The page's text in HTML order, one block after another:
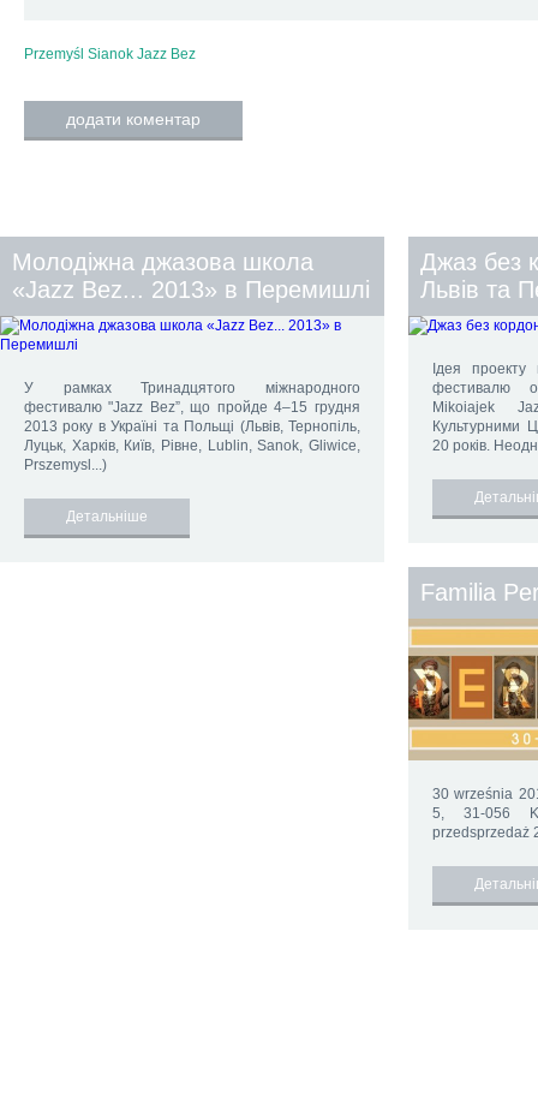
Przemyśl Sianok Jazz Bez
додати коментар
Молодіжна джазова школа
«Jazz Bez... 2013» в Перемишлі
У рамках Тринадцятого міжнародного
фестивалю "Jazz Bez”, що пройде 4–15 грудня
2013 року в Україні та Польщі (Львів, Тернопіль,
Луцьк, Харків, Київ, Рівне, Lublin, Sanok, Gliwice,
Prszemysl...)
Детальніше
Джаз без
Львів та
Ідея проекту
фестивалю
Mikoіajek
Культурними
20 років.
Familia
30 września
5, 31-056
przedsprzedaż